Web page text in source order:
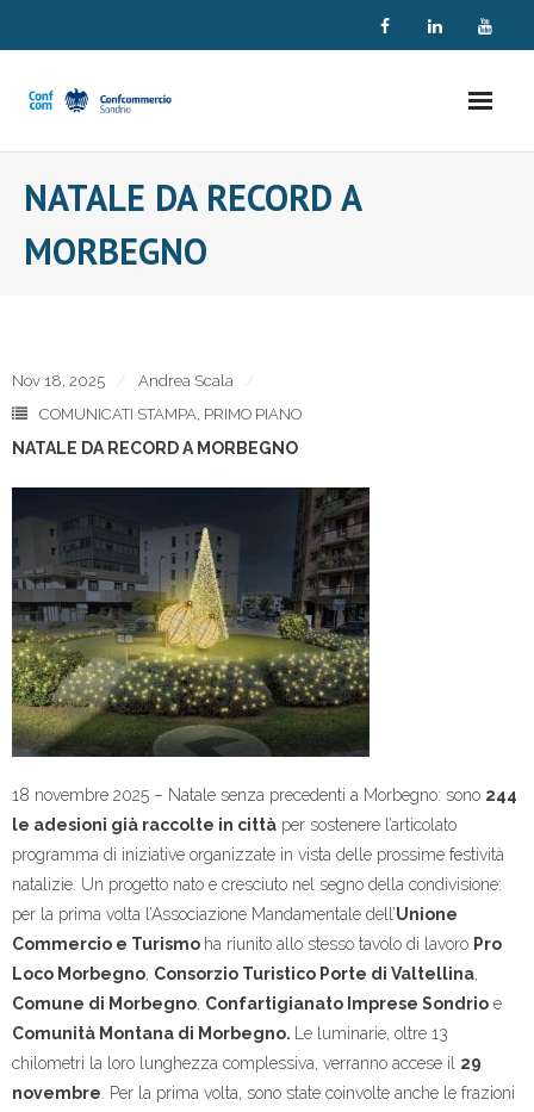
NATALE DA RECORD A
MORBEGNO
Nov 18, 2025
Andrea Scala
COMUNICATI STAMPA, PRIMO PIANO
NATALE DA RECORD A MORBEGNO
18 novembre 2025 – Natale senza precedenti a Morbegno: sono 244
le adesioni già raccolte in città per sostenere l’articolato
programma di iniziative organizzate in vista delle prossime festività
natalizie. Un progetto nato e cresciuto nel segno della condivisione:
per la prima volta l’Associazione Mandamentale dell’Unione
Commercio e Turismo ha riunito allo stesso tavolo di lavoro Pro
Loco Morbegno Consorzio Turistico Porte di Valtellina
Comune di Morbegno Confartigianato Imprese Sondrio e
Comunità Montana di Morbegno.
Le luminarie, oltre 13
chilometri la loro lunghezza complessiva, verranno accese il 29
novembre . Per la prima volta, sono state coinvolte anche le frazioni